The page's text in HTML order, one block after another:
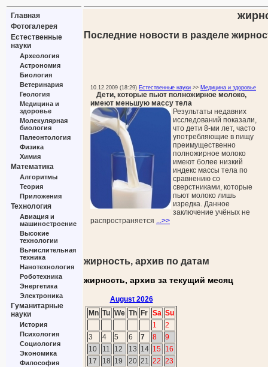
Главная
Фотогалерея
Естественные
науки
Археология
Астрономия
Биология
Ветеринария
Геология
Медицина и
здоровье
Молекулярная
биология
Палеонтология
Физика
Химия
Математика
Алгоритмы
Теория
Приложения
Технология
Авиация и
машиностроение
Высокие
технологии
Вычислительная
техника
Нанотехнология
Роботехника
Энергетика
Электроника
Гуманитарные
науки
История
Психология
Социология
Экономика
Философия
Последние новости в разделе
10.12.2009 (18:29) Естественные науки >> Медицина и здоровье
Дети, которые пьют полножирное молоко,
имеют меньшую массу тела
Результаты недавних
исследований показали,
что дети 8-ми лет, часто
употребляющие в пищу
преимущественно
полножирное молоко
имеют более низкий
индекс массы тела по
сравнению со
сверстниками, которые
пьют молоко лишь
изредка. Данное
заключение учёных не
распространяется
...>>
жирность, архив по датам
жирность, архив за текущий месяц
August 2026
Mn Tu We Th Fr Sa Su
1
2
3
4 5 6 7 8
9
10
11 12 13 14 15
16
17
18 19 20 21 22 23